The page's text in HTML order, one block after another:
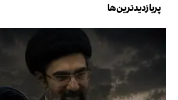
پربازدیدترین‌ها